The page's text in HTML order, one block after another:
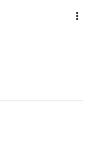
more_vert